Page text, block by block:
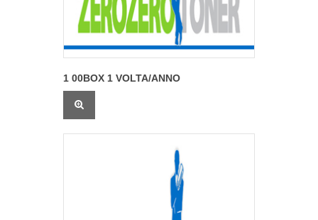
1 00BOX 1 VOLTA/ANNO